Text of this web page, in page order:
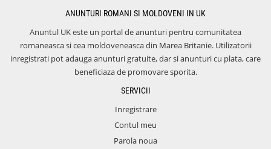
ANUNTURI ROMANI SI MOLDOVENI IN UK
Anuntul UK este un portal de anunturi pentru comunitatea
romaneasca si cea moldoveneasca din Marea Britanie. Utilizatorii
inregistrati pot adauga anunturi gratuite, dar si anunturi cu plata, care
beneficiaza de promovare sporita.
SERVICII
Inregistrare
Contul meu
Parola noua